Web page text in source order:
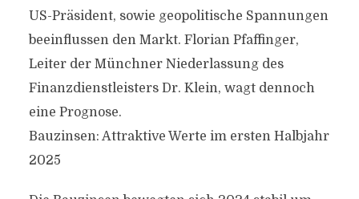
US-Präsident, sowie geopolitische Spannungen
beeinflussen den Markt. Florian Pfaffinger,
Leiter der Münchner Niederlassung des
Finanzdienstleisters Dr. Klein, wagt dennoch
eine Prognose.
Bauzinsen: Attraktive Werte im ersten Halbjahr
2025